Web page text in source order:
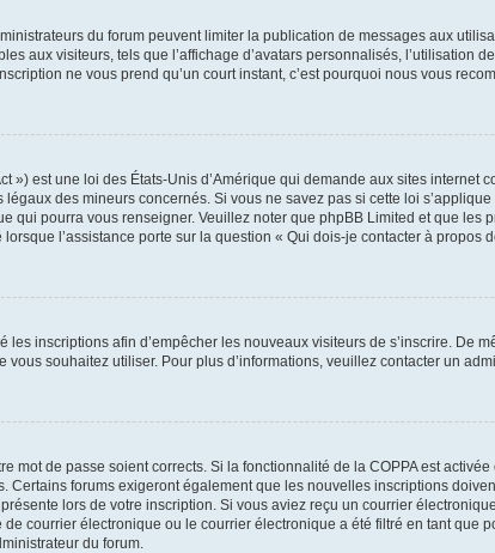
du forum peuvent limiter la publication de messages aux
aux visiteurs, tels que l’affichage d’avatars personnalisés, l’utilisation
ne vous prend qu’un court instant, c’est pourquoi nous vous
») est une loi des États-Unis d’Amérique qui demande aux sites
des mineurs concernés. Si vous ne savez pas si cette loi
qui pourra vous renseigner. Veuillez noter que phpBB Limited et que les
l’assistance porte sur la question « Qui dois-je contacter à propos
les inscriptions afin d’empêcher les nouveaux visiteurs de s’inscrire. De
vous souhaitez utiliser. Pour plus d’informations, veuillez contacter un
mot de passe soient corrects. Si la fonctionnalité de la COPPA est
Certains forums exigeront également que les nouvelles inscriptions
lors de votre inscription. Si vous aviez reçu un courrier
courrier électronique ou le courrier électronique a été filtré en tant que
du forum.